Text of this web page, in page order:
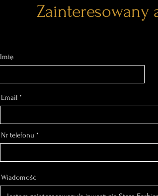
Zainteresowany
Imię
Email
Nr telefonu
Wiadomość